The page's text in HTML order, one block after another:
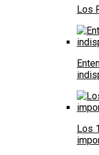
Los
Los